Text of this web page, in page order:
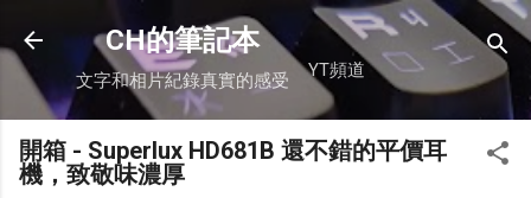
跳到主要內容
CH的筆記本
文字和相片紀錄真實的感受 YT頻道
開箱 - Superlux HD681B 還不錯的平價耳
機，致敬味濃厚